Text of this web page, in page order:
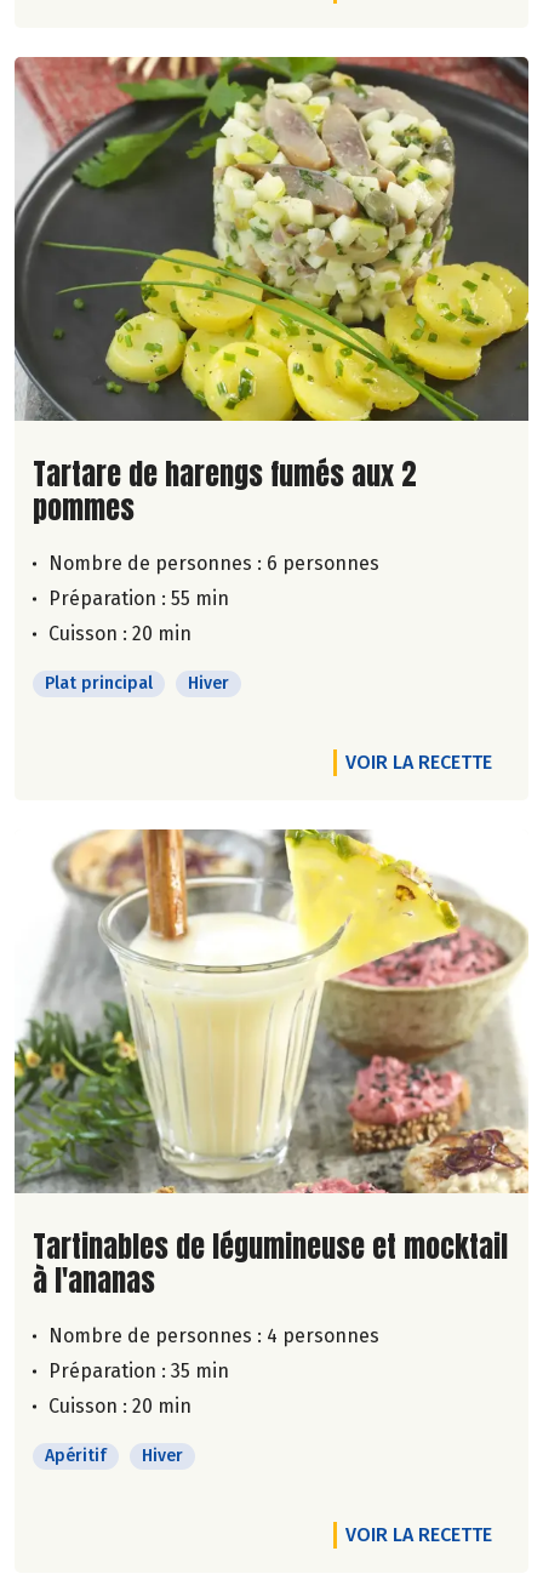
Lire la suite de la recette
Tartare de harengs fumés aux 2
pommes
Nombre de personnes : 6 personnes
Préparation : 55 min
Cuisson : 20 min
Plat principal Hiver
VOIR LA RECETTE
Lire la suite de la recette
Tartinables de légumineuse et mocktail
à l'ananas
Nombre de personnes : 4 personnes
Préparation : 35 min
Cuisson : 20 min
Apéritif Hiver
VOIR LA RECETTE